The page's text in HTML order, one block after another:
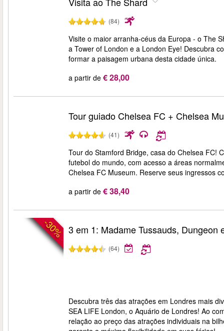
(84)
Visite o maior arranha-céus da Europa - o The
a Tower of London e a London Eye! Descubra
formar a paisagem urbana desta cidade única.
a partir de € 28,00
Tour guiado Chelsea FC + Chelsea
(41)
Tour do Stamford Bridge, casa do Chelsea FC!
futebol do mundo, com acesso a áreas
Chelsea FC Museum. Reserve seus ingressos
a partir de € 38,40
-30% 3 em 1: Madame Tussauds, Dungeon
(64)
Descubra três das atrações em Londres mais
SEA LIFE London, o Aquário de Londres! Ao
relação ao preço das atrações individuais na